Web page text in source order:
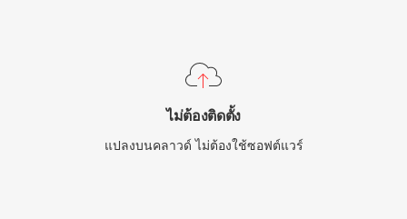
ไม่ต้องติดตั้ง
แปลงบนคลาวด์ ไม่ต้องใช้ซอฟต์แวร์